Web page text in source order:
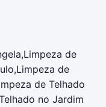
de
de
de Telhado
no Jardim